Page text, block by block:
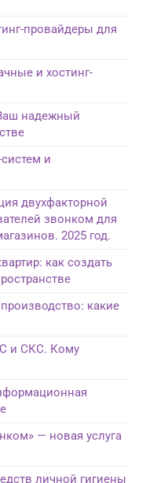
провайдеры для
и хостинг-
надежный
и
двухфакторной
звонком для
2025 год.
как создать
какие
и СКС. Кому
— новая услуга
личной гигиены